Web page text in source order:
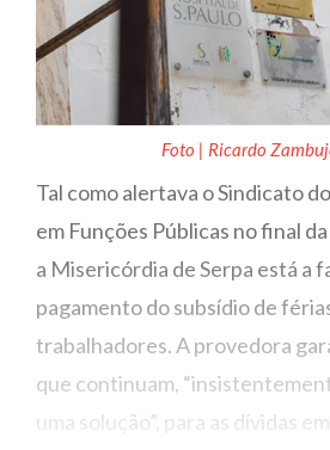
Foto | Ricardo
Tal como alertava o Sindicato
em Funções Públicas no final
a Misericórdia de Serpa está a
pagamento do subsídio de
trabalhadores. A provedora
que continuam,
uma solução”, para as dívidas em